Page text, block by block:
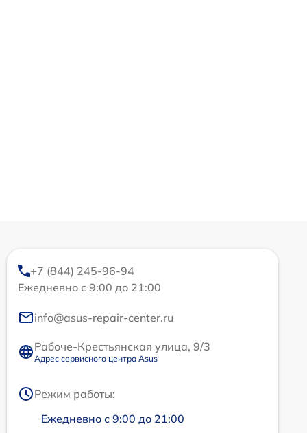
+7 (844) 245-96-94
Ежедневно с 9:00 до 21:00
info@asus-repair-center.ru
Рабоче-Крестьянская улица, 9/3
Адрес сервисного центра Asus
Режим работы:
Ежедневно с 9:00 до 21:00